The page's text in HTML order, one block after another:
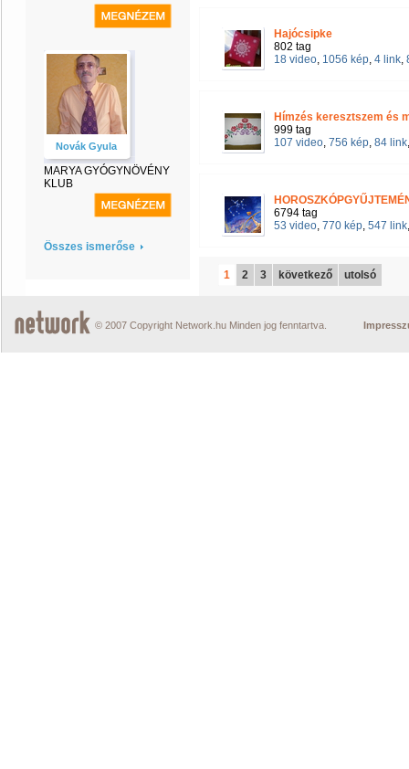
Novák Gyula
MARYA GYÓGYNÖVÉNY
KLUB
Összes ismerőse
Hajócsipke
802 tag
18 video, 1056 kép, 4 link,
Hímzés keresztszem és
999 tag
107 video, 756 kép, 84 link
6794 tag
53 video, 770 kép, 547 link
1 2 3 következő utolsó
© 2007 Copyright Network.hu Minden jog fenntartva.